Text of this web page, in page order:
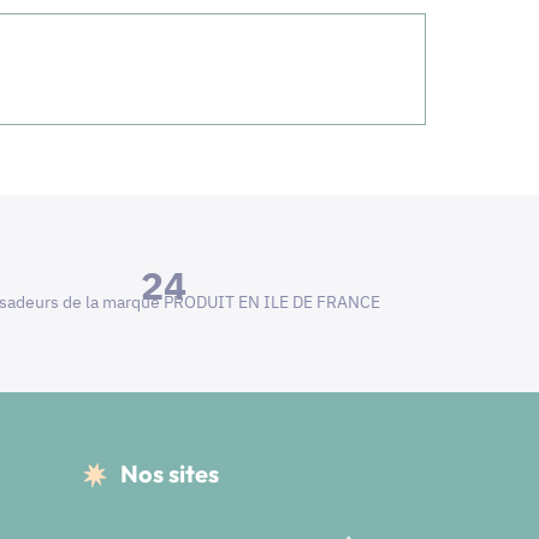
24
de la marque PRODUIT EN ILE DE FRANCE
Nos sites